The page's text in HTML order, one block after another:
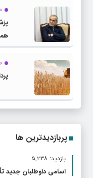
پرداخت ۱۰۰
پربازدیدترین ها
بازدید: ۵,۳۳۸
اسامی داوطلبان